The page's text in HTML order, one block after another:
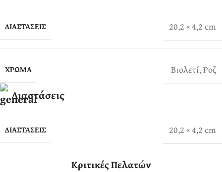
ΔΙΑΣΤΆΣΕΙΣ 20,2 × 4,2 cm
ΧΡΏΜΑ Βιολετί,Ροζ
Διαστάσεις
ΔΙΑΣΤΆΣΕΙΣ 20,2 × 4,2 cm
Κριτικές Πελατών